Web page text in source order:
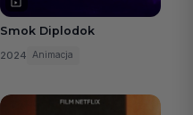
Smok Diplodok
2024 Animacja